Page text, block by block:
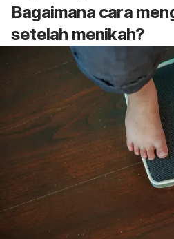
Bagaimana cara
setelah menikah?